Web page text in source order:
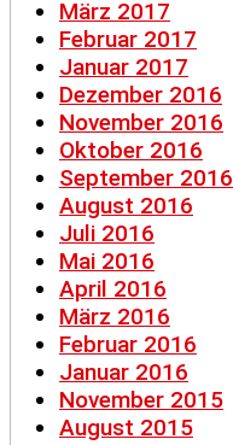
März 2017
Februar 2017
Januar 2017
Dezember 2016
November 2016
Oktober 2016
September 2016
August 2016
Juli 2016
Mai 2016
April 2016
März 2016
Februar 2016
Januar 2016
November 2015
August 2015